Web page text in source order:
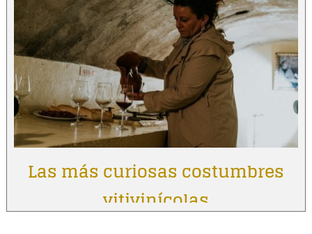
Las más curiosas costumbres
vitivinícolas